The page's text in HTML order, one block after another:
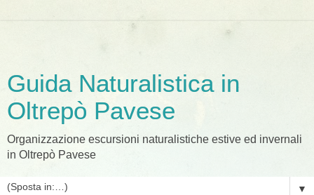
Guida Naturalistica in
Oltrepò Pavese
Organizzazione escursioni naturalistiche estive ed invernali
in Oltrepò Pavese
▼